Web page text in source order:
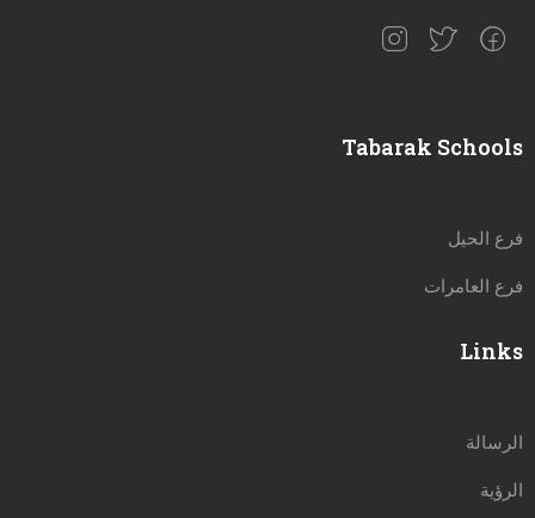
Tabarak Schools
فرع الحيل
فرع العامرات
Links
الرسالة
الرؤية